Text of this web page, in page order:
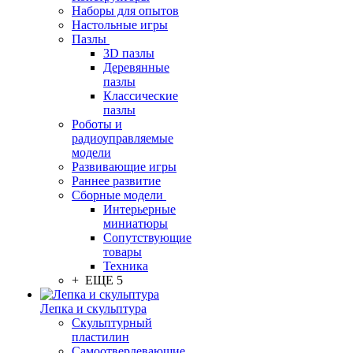
Наборы для опытов
Настольные игры
Пазлы
3D пазлы
Деревянные
пазлы
Классические
пазлы
Роботы и
радиоуправляемые
модели
Развивающие игры
Раннее развитие
Сборные модели
Интерьерные
миниатюры
Сопутствующие
товары
Техника
+ ЕЩЕ 5
Лепка и скульптура
Скульптурный
пластилин